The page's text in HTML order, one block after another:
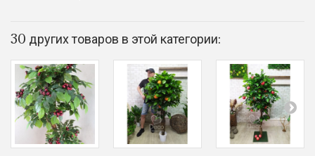
30 других товаров в этой категории: